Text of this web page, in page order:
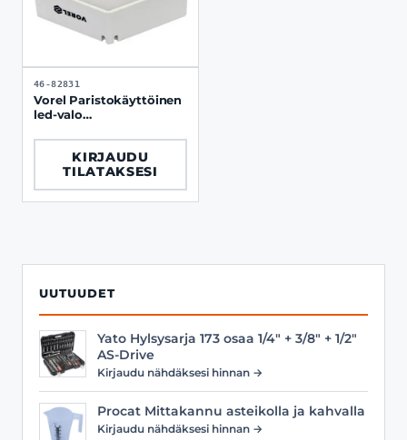
UUTUUDET
Yato Hylsysarja 173 osaa 1/4" + 3/8" + 1/2"
AS-Drive
Kirjaudu nähdäksesi hinnan →
Procat Mittakannu asteikolla ja kahvalla
Kirjaudu nähdäksesi hinnan →
46-82831
Vorel Paristokäyttöinen
led-valo
KIRJAUDU
TILATAKSESI